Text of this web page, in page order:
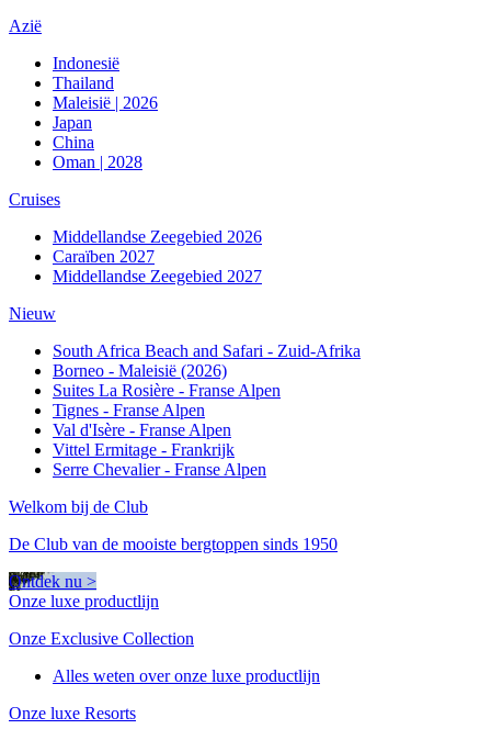
Azië
Indonesië
Thailand
Maleisië | 2026
Japan
China
Oman | 2028
Cruises
Middellandse Zeegebied 2026
Caraïben 2027
Middellandse Zeegebied 2027
Nieuw
South Africa Beach and Safari - Zuid-Afrika
Borneo - Maleisië (2026)
Suites La Rosière - Franse Alpen
Tignes - Franse Alpen
Val d'Isère - Franse Alpen
Vittel Ermitage - Frankrijk
Serre Chevalier - Franse Alpen
Welkom bij de Club
De Club van de mooiste bergtoppen sinds 1950
Ontdek nu >
Onze luxe productlijn
Onze Exclusive Collection
Alles weten over onze luxe productlijn
Onze luxe Resorts